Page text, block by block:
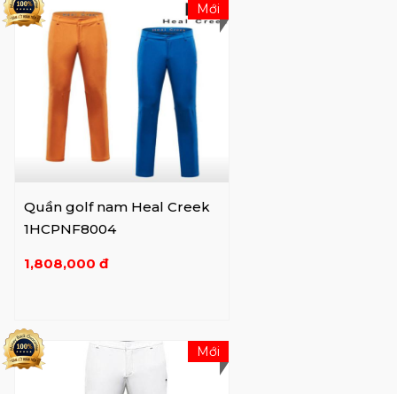
Quần golf nam Heal Creek
1HCPNF8004
1,808,000 đ
Mới
Mới